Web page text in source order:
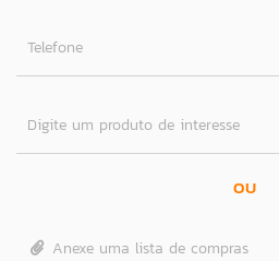
Telefone
Digite um produto de interesse
OU
Anexe uma lista de compras